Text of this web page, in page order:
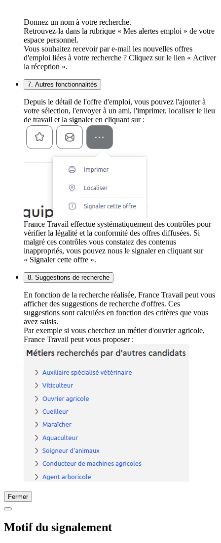
Donnez un nom à votre recherche.
Retrouvez-la dans la rubrique « Mes alertes emploi » de votre
espace personnel.
Vous souhaitez recevoir par e-mail les nouvelles offres
d'emploi liées à votre recherche ? Cliquez sur le lien « Activer
la réception ».
7. Autres fonctionnalités
Depuis le détail de l'offre d'emploi, vous pouvez l'ajouter à
votre sélection, l'envoyer à un ami, l'imprimer, localiser le lieu
de travail et la signaler en cliquant sur :
France Travail effectue systématiquement des contrôles pour
vérifier la légalité et la conformité des offres diffusées. Si
malgré ces contrôles vous constatez des contenus
inappropriés, vous pouvez nous le signaler en cliquant sur
« Signaler cette offre ».
8. Suggestions de recherche
En fonction de la recherche réalisée, France Travail peut vous
afficher des suggestions de recherche d'offres. Ces
suggestions sont calculées en fonction des critères que vous
avez saisis.
Par exemple si vous cherchez un métier d'ouvrier agricole,
France Travail peut vous proposer :
Fermer
Motif du signalement